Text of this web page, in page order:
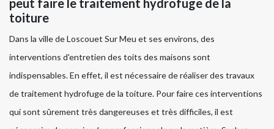
peut faire le traitement hydrofuge de la
toiture
Dans la ville de Loscouet Sur Meu et ses environs, des
interventions d'entretien des toits des maisons sont
indispensables. En effet, il est nécessaire de réaliser des travaux
de traitement hydrofuge de la toiture. Pour faire ces interventions
qui sont sûrement très dangereuses et très difficiles, il est